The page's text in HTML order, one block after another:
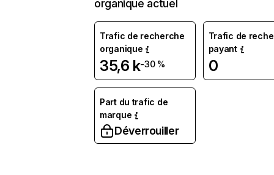
organique actuel
Trafic de recherche
organique
35,6 k-30 %
Trafic de
payant
0
Part du trafic de
marque
Déverrouiller